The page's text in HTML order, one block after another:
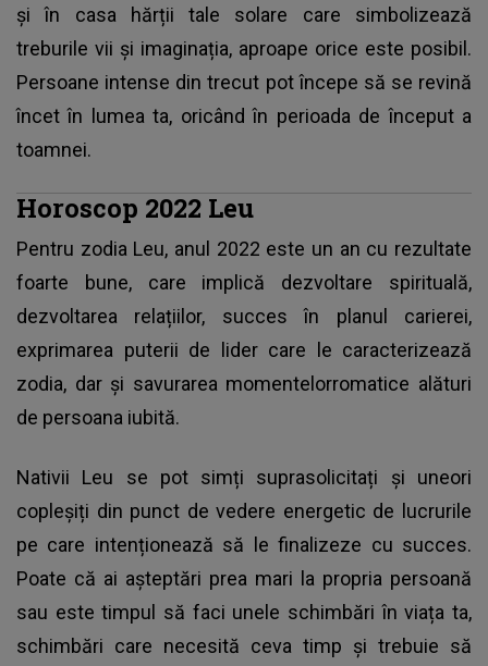
și în casa hărții tale solare care simbolizează
treburile vii și imaginația, aproape orice este posibil.
Persoane intense din trecut pot începe să se revină
încet în lumea ta, oricând în perioada de început a
toamnei.
Horoscop 2022 Leu
Pentru zodia Leu, anul 2022 este un an cu rezultate
foarte bune, care implică dezvoltare spirituală,
dezvoltarea relațiilor, succes în planul carierei,
exprimarea puterii de lider care le caracterizează
zodia, dar și savurarea momentelorromatice alături
de persoana iubită.
Nativii Leu se pot simți suprasolicitați și uneori
copleșiți din punct de vedere energetic de lucrurile
pe care intenționează să le finalizeze cu succes.
Poate că ai așteptări prea mari la propria persoană
sau este timpul să faci unele schimbări în viața ta,
schimbări care necesită ceva timp și trebuie să